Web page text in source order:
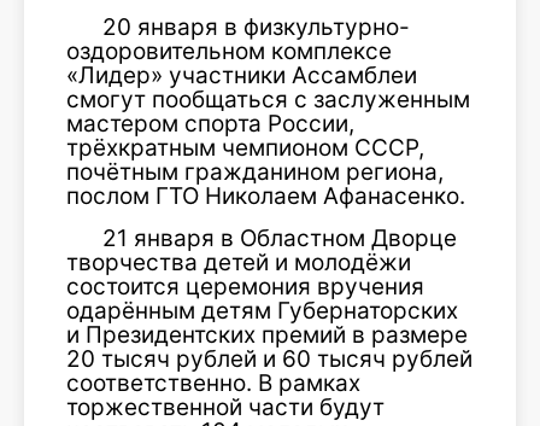
20 января в физкультурно-
оздоровительном комплексе
«Лидер» участники Ассамблеи
смогут пообщаться с заслуженным
мастером спорта России,
трёхкратным чемпионом СССР,
почётным гражданином региона,
послом ГТО Николаем Афанасенко.
21 января в Областном Дворце
творчества детей и молодёжи
состоится церемония вручения
одарённым детям Губернаторских
и Президентских премий в размере
20 тысяч рублей и 60 тысяч рублей
соответственно. В рамках
торжественной части будут